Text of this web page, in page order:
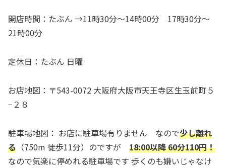
開店時間：たぶん →11時30分～14時00分 17時30分～
21時00分
定休日：たぶん 日曜
お店地図：〒543-0072 大阪府大阪市天王寺区生玉前町５
−２８
駐車場地図： お店に駐車場有りません なので少し離れ
る （750m 徒歩11分）のですが 18:00以降 60分110円！
なので気楽に停めれる駐車場です 歩くのも嫌いじゃなけ